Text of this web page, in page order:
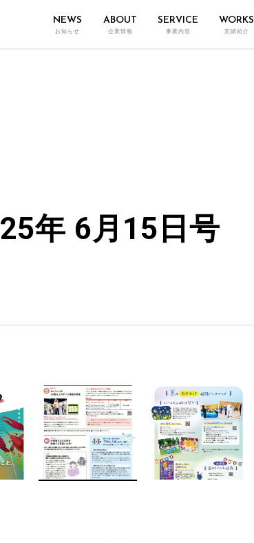
NEWS
お知らせ
ABOUT
企業情報
SERVICE
事業内容
WORKS
実績紹介
年 6月15日号